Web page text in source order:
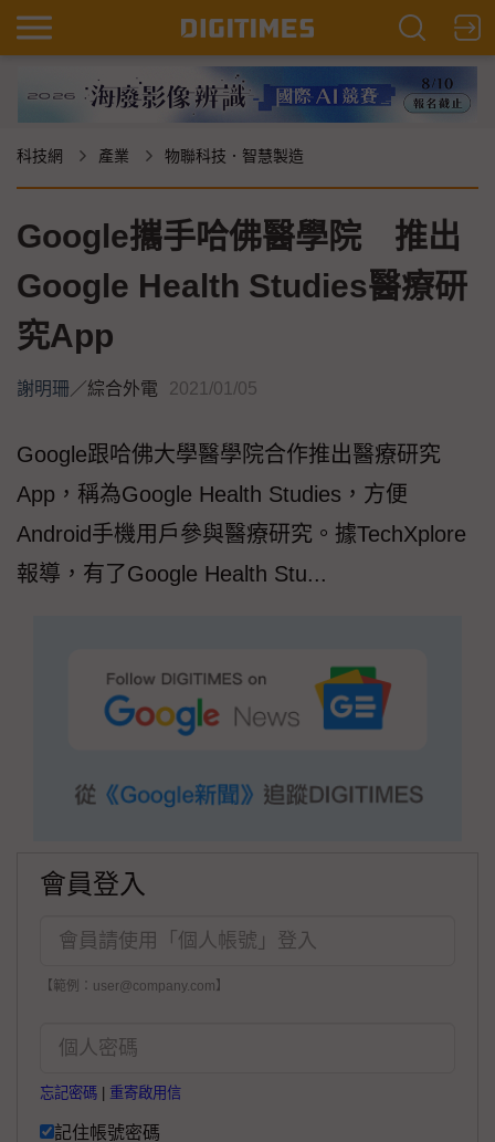
科技網 產業 物聯科技．智慧製造
Google攜手哈佛醫學院 推出
Google Health Studies醫療研
究App
謝明珊／綜合外電 2021/01/05
Google跟哈佛大學醫學院合作推出醫療研究
App，稱為Google Health Studies，方便
Android手機用戶參與醫療研究。據TechXplore
報導，有了Google Health Stu...
會員登入
【範例：user@company.com】
忘記密碼 重寄啟用信
記住帳號密碼